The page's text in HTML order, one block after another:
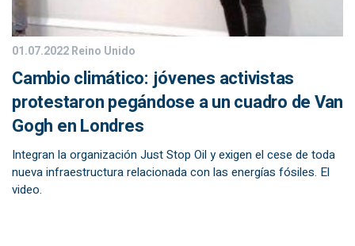
01.07.2022Reino Unido
Cambio climático: jóvenes activistas
protestaron pegándose a un cuadro de Van
Gogh en Londres
Integran la organización Just Stop Oil y exigen el cese de toda
nueva infraestructura relacionada con las energías fósiles. El
video.